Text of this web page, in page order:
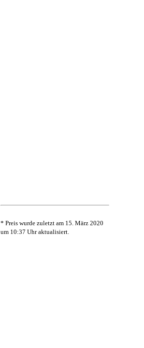
* Preis wurde zuletzt am 15. März 2020
um 10:37 Uhr aktualisiert.